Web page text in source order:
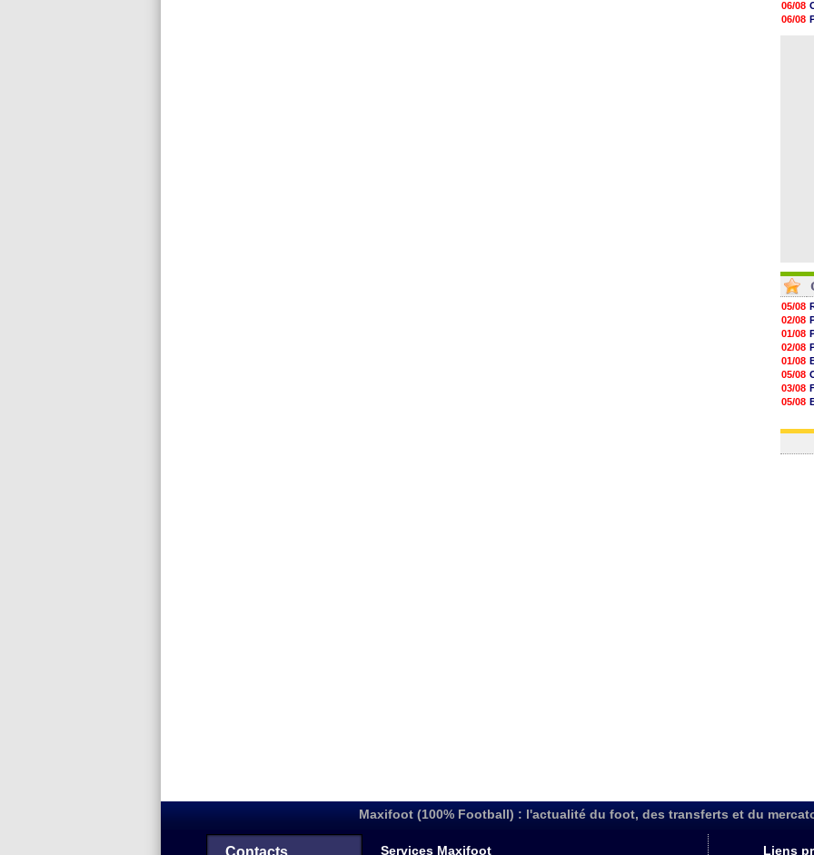
17h58
17h46
06/08
06/08
05/08
02/08
01/08
02/08
01/08
05/08
03/08
05/08
03/08
Maxifoot (100% Football) : l'actualité du foot, des transferts et du
Contacts Services Maxifoot Liens